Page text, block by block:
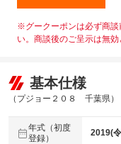
※グークーポンは必ず商談
い。商談後のご呈示は無効
基本仕様
（プジョー２０８ 千葉県）
年式（初度
登録）
2019(